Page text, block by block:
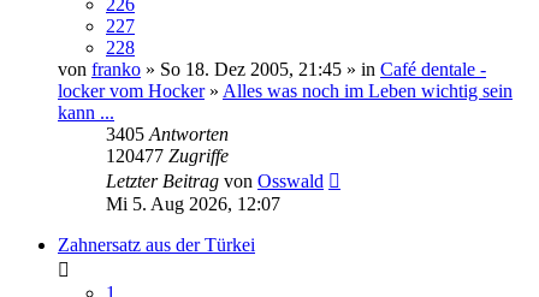
226
227
228
von franko » So 18. Dez 2005, 21:45 » in Café dentale -
locker vom Hocker» Alles was noch im Leben wichtig sein
kann ...
3405 Antworten
120477 Zugriffe
Letzter Beitrag von Osswald
Mi 5. Aug 2026, 12:07
Zahnersatz aus der Türkei
1